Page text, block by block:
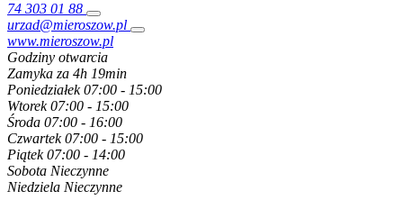
74 303 01 88
urzad@mieroszow.pl
www.mieroszow.pl
Godziny otwarcia
Zamyka za 4h 19min
Poniedziałek 07:00 - 15:00
Wtorek 07:00 - 15:00
Środa 07:00 - 16:00
Czwartek 07:00 - 15:00
Piątek 07:00 - 14:00
Sobota Nieczynne
Niedziela Nieczynne